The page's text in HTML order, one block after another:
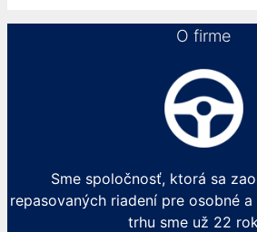
O firme
Sme spoločnosť, ktorá sa
repasovaných riadení pre osobné
trhu sme už 22